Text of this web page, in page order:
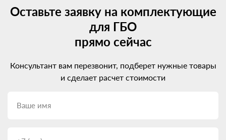
Оставьте заявку на комплектующие
для ГБО
прямо сейчас
Консультант вам перезвонит, подберет нужные товары
и сделает расчет стоимости